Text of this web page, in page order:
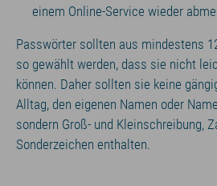
einem Online-Service wieder
Passwörter sollten aus mindestens
so gewählt werden, dass sie nicht
können. Daher sollten sie keine
Alltag, den eigenen Namen oder
sondern Groß- und Kleinschreibung,
Sonderzeichen enthalten.